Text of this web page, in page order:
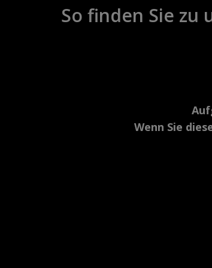
So finden Sie zu
Wenn Sie